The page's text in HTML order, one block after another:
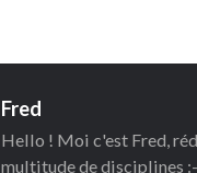
Fred
Hello ! Moi c'est Fred,
multitude de disciplines